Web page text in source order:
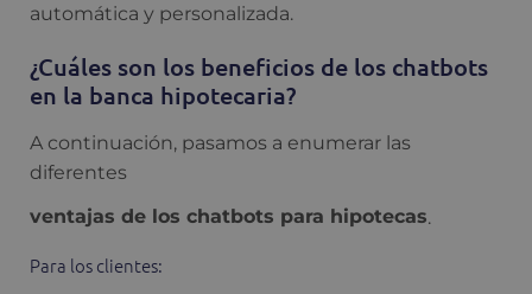
automática y personalizada.
¿Cuáles son los beneficios de los chatbots
en la banca hipotecaria?
A continuación, pasamos a enumerar las
diferentes
ventajas de los chatbots para hipotecas.
Para los clientes: